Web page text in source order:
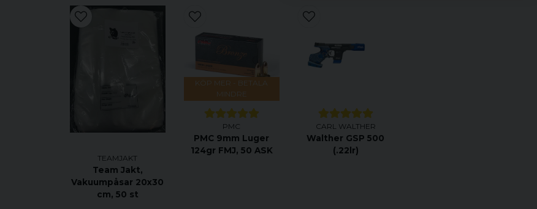
TEAMJAKT
Team Jakt,
Vakuumpåsar 20x30
cm, 50 st
KÖP MER - BETALA
MINDRE
PMC
PMC 9mm Luger
124gr FMJ, 50 ASK
CARL WALTHER
Walther GSP 500
(.22lr)